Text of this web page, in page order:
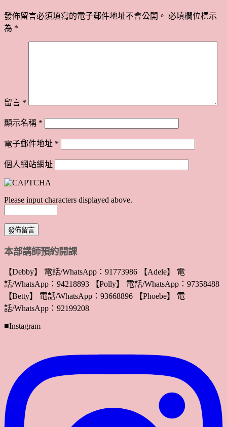
發佈留言必須填寫的電子郵件地址不會公開。 必填欄位標示
為 *
留言 *
顯示名稱 *
電子郵件地址 *
個人網站網址
Please input characters displayed above.
本部講師預約開課
【Debby】 電話/WhatsApp：91773986 【Adele】 電
話/WhatsApp：94218893 【Polly】 電話/WhatsApp：97358488
【Betty】 電話/WhatsApp：93668896 【Phoebe】 電
話/WhatsApp：92199208
■Instagram